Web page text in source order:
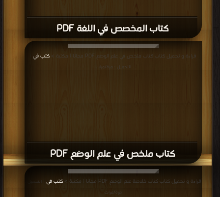
كتاب المخصص في اللغة PDF
كتاب ملخص في علم الوضع PDF
قراءة و تحميل كتاب كتاب ملخص في علم الوضع PDF مجانا | مكتبة > كتب في
التحميل : مرة/مرات
قراءة و تحميل كتاب كتاب خلاصة علم الوضع PDF مجانا | مكتبة > كتب في
| التحميل :
مرة/مرات